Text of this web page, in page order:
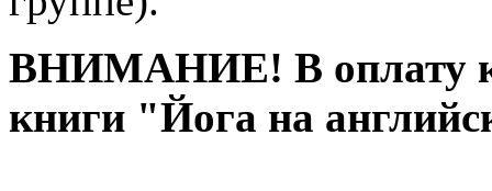
ВНИМАНИЕ! В оплату
книги "Йога на